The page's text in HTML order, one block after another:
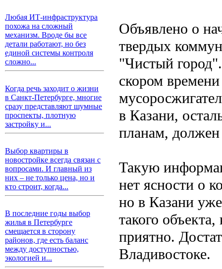
Любая ИТ-инфраструктура
похожа на сложный
механизм. Вроде бы все
детали работают, но без
единой системы контроля
сложно...
Когда речь заходит о жизни
в Санкт-Петербурге, многие
сразу представляют шумные
проспекты, плотную
застройку и...
Выбор квартиры в
новостройке всегда связан с
вопросами. И главный из
них – не только цена, но и
кто строит, когда...
В последние годы выбор
жилья в Петербурге
смещается в сторону
районов, где есть баланс
между доступностью,
экологией и...
Объявлено о
твердых
"Чистый
скором
в Казани,
планам, должен
Такую
нет ясности о
но в Казани
такого
приятно.
Владивостоке.